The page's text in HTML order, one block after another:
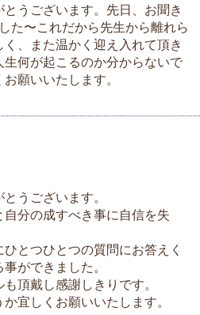
うございます。先日、お聞き
た〜これだから先生から離れら
、また温かく迎え入れて頂き
何が起こるのか分からないで
願いいたします。
うございます。
分の成すべき事に自信を失
とつひとつの質問にお答えく
ができました。
頂戴し感謝しきりです。
宜しくお願いいたします。